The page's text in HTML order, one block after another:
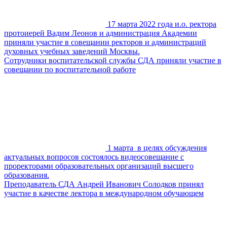
17 марта 2022 года и.о. ректора
протоиерей Вадим Леонов и администрация Академии
приняли участие в совещании ректоров и администраций
духовных учебных заведений Москвы.
Сотрудники воспитательской службы СДА приняли участие в
совещании по воспитательной работе
1 марта в целях обсуждения
актуальных вопросов состоялось видеосовещание с
проректорами образовательных организаций высшего
образования.
Преподаватель СДА Андрей Иванович Солодков принял
участие в качестве лектора в международном обучающем